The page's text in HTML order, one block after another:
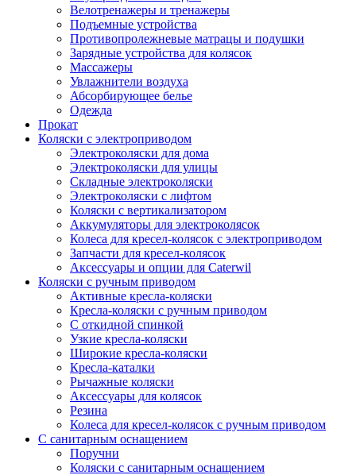
Велотренажеры и тренажеры
Подъемные устройства
Противопролежневые матрацы и подушки
Зарядные устройства для колясок
Массажеры
Увлажнители воздуха
Абсорбирующее белье
Одежда
Прокат
Коляски с электроприводом
Электроколяски для дома
Электроколяски для улицы
Складные электроколяски
Электроколяски с лифтом
Коляски с вертикализатором
Аккумуляторы для электроколясок
Колеса для кресел-колясок с электроприводом
Запчасти для кресел-колясок
Аксессуары и опции для Caterwil
Коляски с ручным приводом
Активные кресла-коляски
Кресла-коляски с ручным приводом
С откидной спинкой
Узкие кресла-коляски
Широкие кресла-коляски
Кресла-каталки
Рычажные коляски
Аксессуары для колясок
Резина
Колеса для кресел-колясок с ручным приводом
С санитарным оснащением
Поручни
Коляски с санитарным оснащением